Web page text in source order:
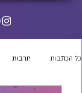
כל הכתבות תרבות